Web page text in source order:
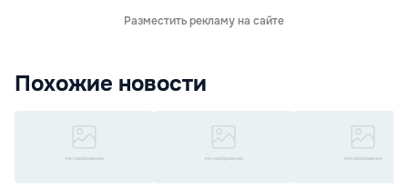
Разместить рекламу на сайте
Похожие новости